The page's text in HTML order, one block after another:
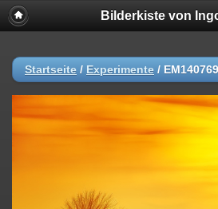
Bilderkiste von
Startseite / Experimente /